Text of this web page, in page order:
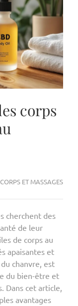
corps
ET MASSAGES
cherchent des
de leur
de corps au
apaisantes et
chanvre, est
du bien-être et
Dans cet article,
avantages